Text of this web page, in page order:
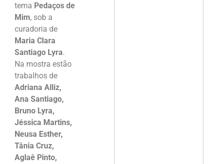
tema Pedaços de
Mim, sob a
curadoria de
Maria Clara
Santiago Lyra.
Na mostra estão
trabalhos de
Adriana Alliz,
Ana Santiago,
Bruno Lyra,
Jéssica Martins,
Neusa Esther,
Tânia Cruz,
Aglaê Pinto,